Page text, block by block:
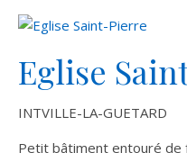
Eglise
INTVILLE-LA-GUETARD
Petit bâtiment entouré de